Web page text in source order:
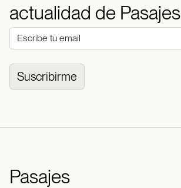
actualidad de Pasajes
Suscribirme
Pasajes